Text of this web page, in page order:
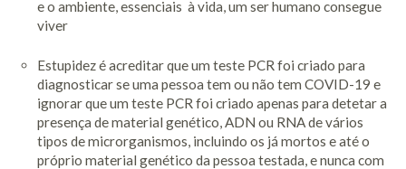
e o ambiente, essenciais à vida, um ser humano consegue
viver
Estupidez é acreditar que um teste PCR foi criado para
diagnosticar se uma pessoa tem ou não tem COVID-19 e
ignorar que um teste PCR foi criado apenas para detetar a
presença de material genético, ADN ou RNA de vários
tipos de microrganismos, incluindo os já mortos e até o
próprio material genético da pessoa testada, e nunca com